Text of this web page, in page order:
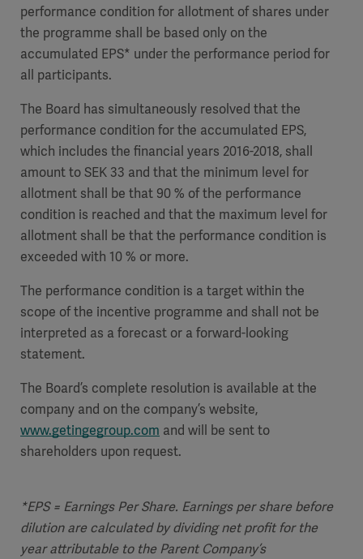
performance condition for allotment of shares under
the programme shall be based only on the
accumulated EPS* under the performance period for
all participants.
The Board has simultaneously resolved that the
performance condition for the accumulated EPS,
which includes the financial years 2016-2018, shall
amount to SEK 33 and that the minimum level for
allotment shall be that 90 % of the performance
condition is reached and that the maximum level for
allotment shall be that the performance condition is
exceeded with 10 % or more.
The performance condition is a target within the
scope of the incentive programme and shall not be
interpreted as a forecast or a forward-looking
statement.
The Board’s complete resolution is available at the
company and on the company’s website,
www.getingegroup.com and will be sent to
shareholders upon request.
*EPS = Earnings Per Share. Earnings per share before
dilution are calculated by dividing net profit for the
year attributable to the Parent Company’s